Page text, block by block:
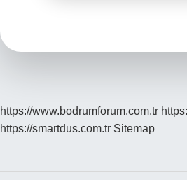
https://www.bodrumforum.com.tr
https://smartdus.com.tr Sitemap